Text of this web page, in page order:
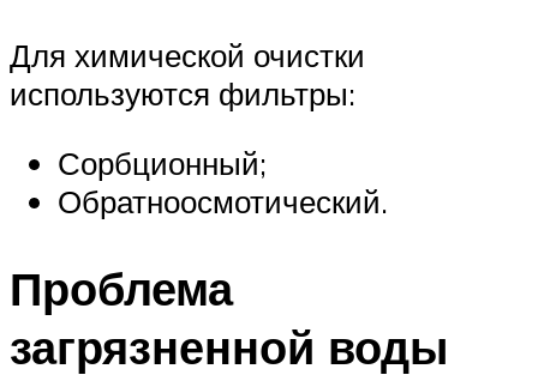
Для химической очистки
используются фильтры:
Сорбционный;
Обратноосмотический.
Проблема
загрязненной воды